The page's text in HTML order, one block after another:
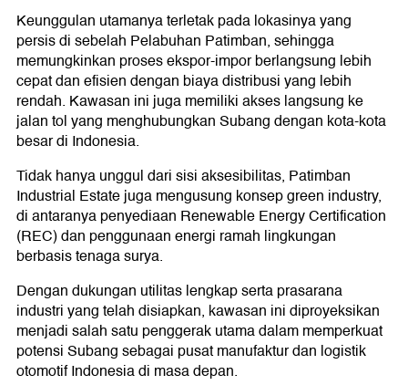
Keunggulan utamanya terletak pada lokasinya yang
persis di sebelah Pelabuhan Patimban, sehingga
memungkinkan proses ekspor-impor berlangsung lebih
cepat dan efisien dengan biaya distribusi yang lebih
rendah. Kawasan ini juga memiliki akses langsung ke
jalan tol yang menghubungkan Subang dengan kota-kota
besar di Indonesia.
Tidak hanya unggul dari sisi aksesibilitas, Patimban
Industrial Estate juga mengusung konsep green industry,
di antaranya penyediaan Renewable Energy Certification
(REC) dan penggunaan energi ramah lingkungan
berbasis tenaga surya.
Dengan dukungan utilitas lengkap serta prasarana
industri yang telah disiapkan, kawasan ini diproyeksikan
menjadi salah satu penggerak utama dalam memperkuat
potensi Subang sebagai pusat manufaktur dan logistik
otomotif Indonesia di masa depan.